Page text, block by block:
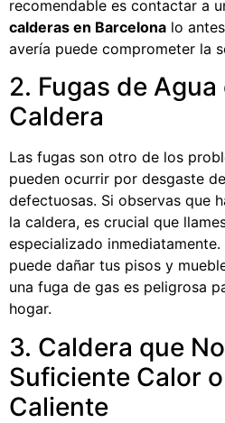
recomendable es contactar a
calderas en Barcelona lo
avería puede comprometer la
2. Fugas de Agua
Caldera
Las fugas son otro de los
pueden ocurrir por desgaste
defectuosas. Si observas que
la caldera, es crucial que
especializado
puede dañar tus pisos y
una fuga de gas es peligrosa
hogar.
3. Caldera que
Suficiente Calor
Caliente